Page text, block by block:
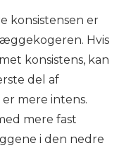
konsistensen er
Hvis
konsistens, kan
del af
mere intens.
mere fast
i den nedre